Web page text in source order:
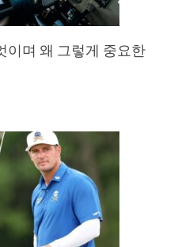
이며 왜 그렇게 중요한